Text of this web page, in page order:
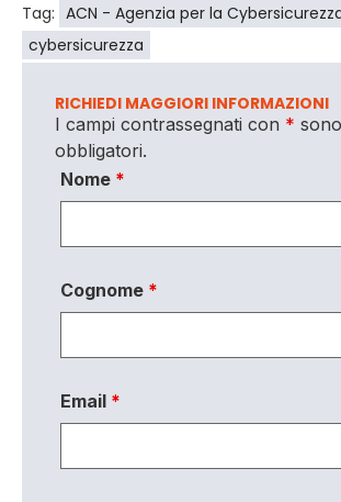
Tag: ACN - Agenzia per la
cybersicurezza
RICHIEDI MAGGIORI INFORMAZIONI
I campi contrassegnati con * sono
obbligatori.
Nome *
Cognome *
Email *